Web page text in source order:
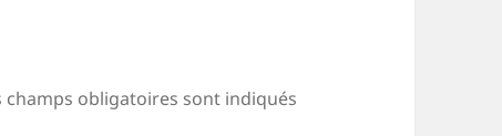
champs obligatoires sont indiqués